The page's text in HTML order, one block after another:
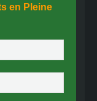
en Pleine